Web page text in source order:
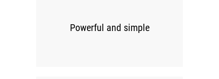
APP-DOWNLOAD
Powerful and simple